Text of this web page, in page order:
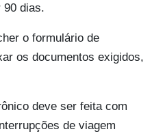
90 dias.
o formulário de
os documentos exigidos,
deve ser feita com
de viagem